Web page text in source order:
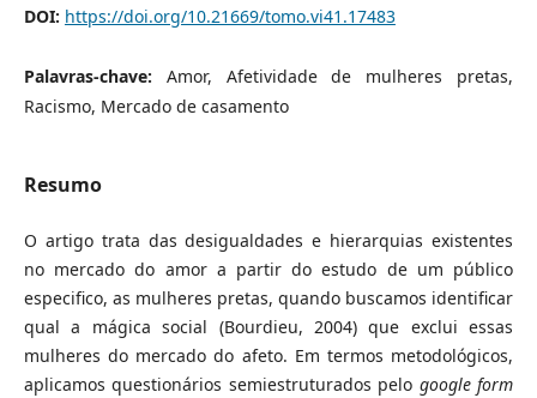
DOI: https://doi.org/10.21669/tomo.vi41.17483
Palavras-chave: Amor, Afetividade de mulheres pretas,
Racismo, Mercado de casamento
Resumo
O artigo trata das desigualdades e hierarquias existentes
no mercado do amor a partir do estudo de um público
especifico, as mulheres pretas, quando buscamos identificar
qual a mágica social (Bourdieu, 2004) que exclui essas
mulheres do mercado do afeto. Em termos metodológicos,
aplicamos questionários semiestruturados pelo google form